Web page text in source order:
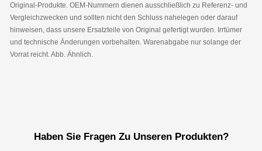
Original-Produkte. OEM-Nummern dienen ausschließlich zu Referenz- und
Vergleichzwecken und sollten nicht den Schluss nahelegen oder darauf
hinweisen, dass unsere Ersatzteile von Original gefertigt wurden. Irrtümer
und technische Änderungen vorbehalten. Warenabgabe nur solange der
Vorrat reicht. Abb. Ähnlich.
Haben Sie Fragen Zu Unseren Produkten?